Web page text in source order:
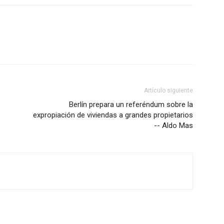
Artículo siguiente
Berlín prepara un referéndum sobre la
expropiación de viviendas a grandes propietarios
-- Aldo Mas